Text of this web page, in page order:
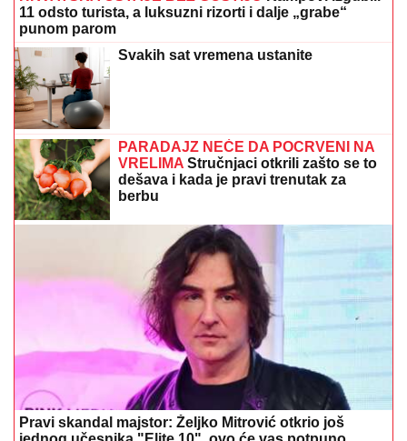
11 odsto turista, a luksuzni rizorti i dalje „grabe“
punom parom
Svakih sat vremena ustanite
PARADAJZ NEĆE DA POCRVENI NA
VRELIMA Stručnjaci otkrili zašto se to
dešava i kada je pravi trenutak za
berbu
Pravi skandal majstor: Željko Mitrović otkrio još